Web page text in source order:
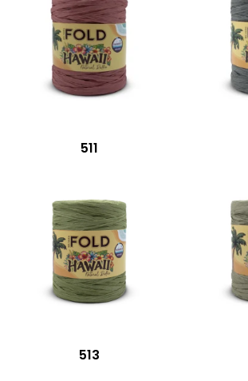
511
513